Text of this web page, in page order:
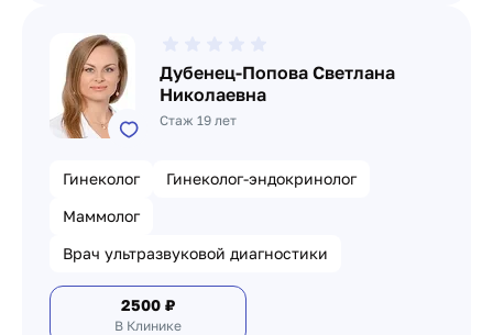
Дубенец-Попова Светлана
Николаевна
Стаж 19 лет
Гинеколог
Гинеколог-эндокринолог
Маммолог
Врач ультразвуковой диагностики
2500 ₽
В Клинике